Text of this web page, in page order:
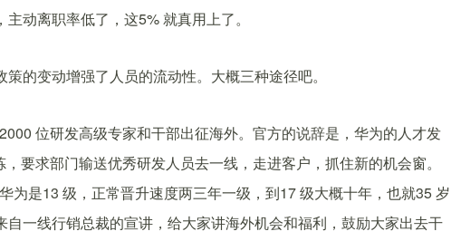
动离职率低了，这5% 就真用上了。
的变动增强了人员的流动性。大概三种途径吧。
位研发高级专家和干部出征海外。官方的说辞是，华为的人才发
要求部门输送优秀研发人员去一线，走进客户，抓住新的机会窗。
为是13 级，正常晋升速度两三年一级，到17 级大概十年，也就35 岁
一线行销总裁的宣讲，给大家讲海外机会和福利，鼓励大家出去干